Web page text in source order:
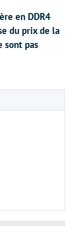
en DDR4
du prix de la
sont pas